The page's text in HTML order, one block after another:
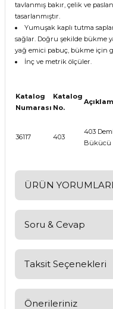
tavlanmış bakır, çelik ve
tasarlanmıştır.
Yumuşak kaplı tutma
sağlar. Doğru şekilde bükme
yağ emici pabuç, bükme için
İnç ve metrik ölçüler.
Katalog
Numarası
Katalog
No.
36117 403
403
Bükücü
ÜRÜN YORUMLARI
Bu ürüne
Soru & Cevap
Ürün
Taksit Seçenekleri
Önerileriniz